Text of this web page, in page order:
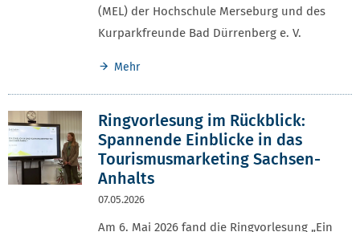
(MEL) der Hochschule Merseburg und des
Kurparkfreunde Bad Dürrenberg e. V.
Mehr
Ringvorlesung im Rückblick:
Spannende Einblicke in das
Tourismusmarketing Sachsen-
Anhalts
07.05.2026
Am 6. Mai 2026 fand die Ringvorlesung „Ein